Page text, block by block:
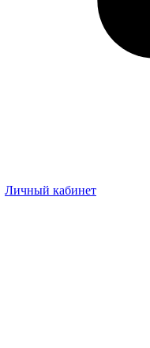
Личный кабинет